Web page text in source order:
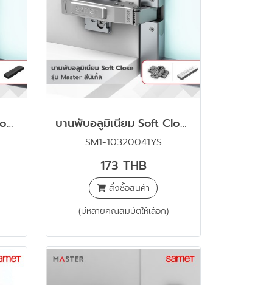
บานพับอลูมิเนียม Soft Close รุ่น Master สีดำ พร้อมขารองหนุนและฝาปิดแขน บานพับอลูมิเนียม Soft Close รุ่น Master สีนิเกิ้ล พร้อมขารองหนุนและฝาปิดแขน
SM1-10320041YS
173 THB
สั่งซื้อสินค้า
(มีหลายคุณสมบัติให้เลือก)